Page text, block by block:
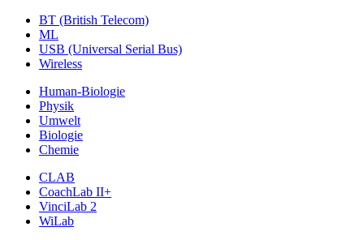
BT (British Telecom)
ML
USB (Universal Serial Bus)
Wireless
Human-Biologie
Physik
Umwelt
Biologie
Chemie
CLAB
CoachLab II+
VinciLab 2
WiLab